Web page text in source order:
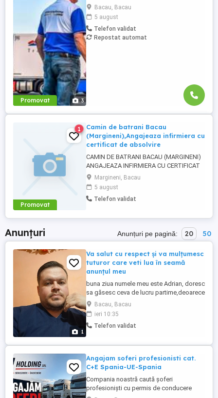
Promovat 3
internațională și stabilă? Atunci vino în
echipa Heisterkamp! Angajăm șoferi cu
sau fără experiență și echipaje pentru
transport internațional. Beneficii: training
de inițiere la începutul activității în cadrul
Bacau, Bacau
5 august
Telefon validat
Repostat automat
Promovat
1
Camin de batrani Bacau
(Margineni),Angajeaza infirmiera cu
certificat de absolvire
CAMIN DE BATRANI BACAU (MARGINENI)
ANGAJEAZA INFIRMIERA CU CERTIFICAT
DE ABSOLVIRE salariu negociabil si bonuri
de masa
Margineni, Bacau
5 august
Telefon validat
Anunțuri Anunțuri pe pagină: 20 50
1
Va salut cu respect și va mulțumesc
tuturor care veti lua în seamă
anunțul meu
buna ziua numele meu este Adrian, doresc
sa găsesc ceva de lucru partime,deoarece
momentan lucrez într-un supermarket 8ore
pe zi.astept ofertele dvs la adresa de e-
mail sau
Bacau, Bacau
ieri 10:35
Telefon validat
Angajam soferi profesionisti cat.
C+E Spania-UE-Spania
Compania noastră caută șoferi
profesioniști cu permis de conducere